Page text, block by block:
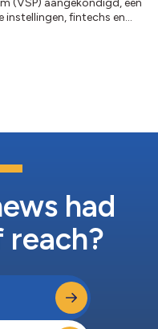
(VSP) aangekondigd, een
fintechs en
en andere
manier om stablecoins te
had
reach?